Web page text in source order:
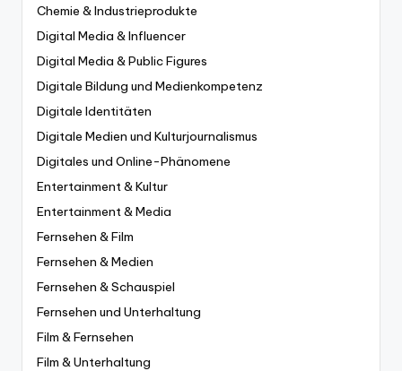
Chemie & Industrieprodukte
Digital Media & Influencer
Digital Media & Public Figures
Digitale Bildung und Medienkompetenz
Digitale Identitäten
Digitale Medien und Kulturjournalismus
Digitales und Online-Phänomene
Entertainment & Kultur
Entertainment & Media
Fernsehen & Film
Fernsehen & Medien
Fernsehen & Schauspiel
Fernsehen und Unterhaltung
Film & Fernsehen
Film & Unterhaltung